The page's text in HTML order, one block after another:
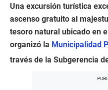
Una excursión turística
ascenso gratuito al
tesoro natural ubicado en
organizó la Municipalidad
través de la Subgerencia